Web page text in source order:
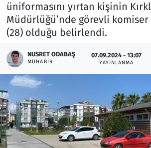
üniformasını yırtan kişinin
Müdürlüğü’nde görevli komiser
(28) olduğu belirlendi.
NUSRET ODABAŞ
MUHABIR
07.09.2024 - 13:07
YAYINLANMA
Memur ve Kamu
Otomobil
Oyun
Ramazan
Resmi İlanlar
Rüya Tabirleri